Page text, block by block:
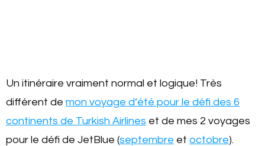
Un itinéraire vraiment normal et logique! Très
différent de mon voyage d’été pour le défi des 6
continents de Turkish Airlines et de mes 2 voyages
pour le défi de JetBlue (septembre et octobre).